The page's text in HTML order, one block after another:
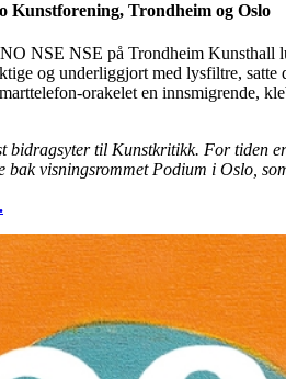
Kunstforening, Trondheim og Oslo
NSE NSE på Trondheim Kunsthall
og underliggjort med lysfiltre,
orakelet en
bidragsyter til Kunstkritikk. For
visningsrommet Podium i Oslo,